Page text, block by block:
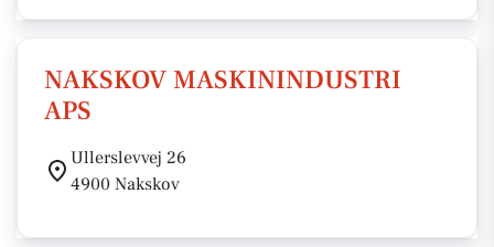
NAKSKOV MASKININDUSTRI
APS
Ullerslevvej 26
4900 Nakskov